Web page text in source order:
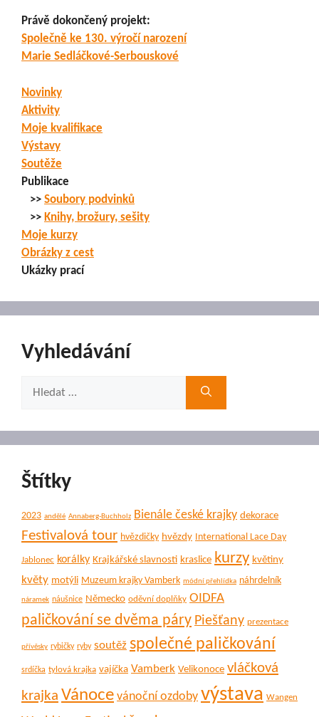
Právě dokončený projekt:
Společně ke 130. výročí narození
Marie Sedláčkové-Serbouskové
Novinky
Aktivity
Moje kvalifikace
Výstavy
Soutěže
Publikace
>> Soubory podvinků
>> Knihy, brožury, sešity
Moje kurzy
Obrázky z cest
Ukázky prací
Vyhledávání
Štítky
2023 andělé Annaberg-Buchholz Bienále české krajky dekorace
Festivalová tour hvězdičky hvězdy International Lace Day
Jablonec korálky Krajkářské slavnosti kraslice kurzy květiny
květy motýli Muzeum krajky Vamberk módní přehlídka náhrdelník
náramek náušnice Německo oděvní doplňky OIDFA
paličkování se dvěma páry Piešťany prezentace
přívěsky rybičky ryby soutěž společné paličkování
srdíčka tylová krajka vajíčka Vamberk Velikonoce vláčková
krajka Vánoce vánoční ozdoby výstava Wangen